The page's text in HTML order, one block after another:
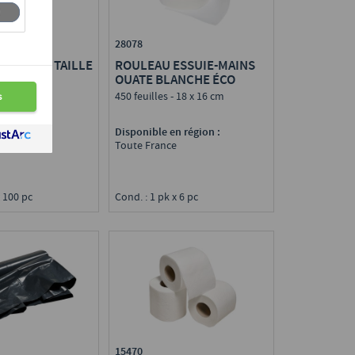
NOIR TAILLE
région :
pc
28078
ROULEAU ESSUIE-MAINS
OUATE BLANCHE ÉCO
450 feuilles - 18 x 16 cm
Disponible en région :
Toute France
Cond. : 1 pk x 6 pc
15470